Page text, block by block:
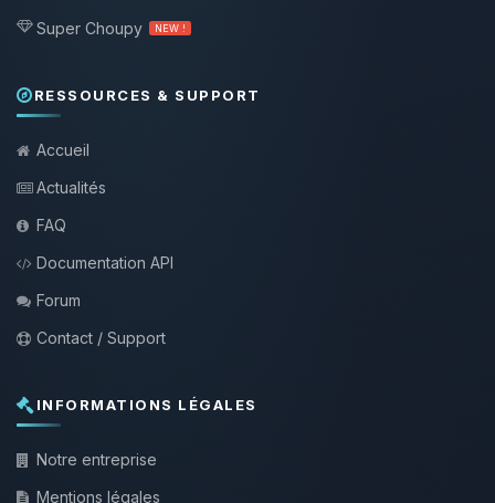
Super Choupy NEW !
RESSOURCES & SUPPORT
Accueil
Actualités
FAQ
Documentation API
Forum
Contact / Support
INFORMATIONS LÉGALES
Notre entreprise
Mentions légales